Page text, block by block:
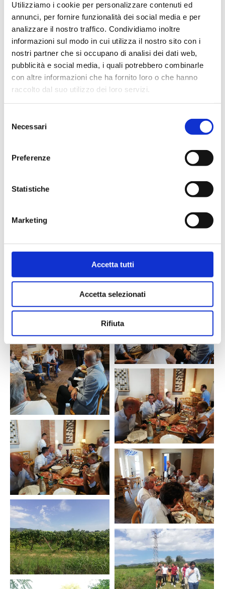
Utilizziamo i cookie per personalizzare contenuti ed
annunci, per fornire funzionalità dei social media e per
analizzare il nostro traffico. Condividiamo inoltre
informazioni sul modo in cui utilizza il nostro sito con i
nostri partner che si occupano di analisi dei dati web,
pubblicità e social media, i quali potrebbero combinarle
con altre informazioni che ha fornito loro o che hanno
raccolto dal suo utilizzo dei loro servizi.
delNecessari
Preferenze
Statistiche
Marketing
Accetta tutti
Accetta selezionati
Rifiuta